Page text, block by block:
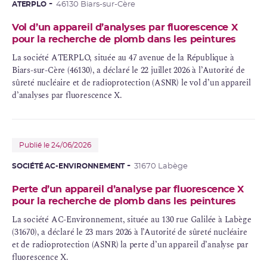
ATERPLO 46130 Biars-sur-Cère
Vol d’un appareil d’analyses par fluorescence X
pour la recherche de plomb dans les peintures
La société ATERPLO, située au 47 avenue de la République à
Biars-sur-Cère (46130), a déclaré le 22 juillet 2026 à l’Autorité de
sûreté nucléaire et de radioprotection(ASNR) le vol d’un appareil
d’analyses par fluorescence X.
Publié le 24/06/2026
SOCIÉTÉ AC-ENVIRONNEMENT 31670 Labège
Perte d’un appareil d’analyse par fluorescence X
pour la recherche de plomb dans les peintures
La société AC-Environnement, située au 130 rue Galilée à Labège
(31670), a déclaré le 23 mars 2026 à l’Autorité de sûreté nucléaire
et de radioprotection (ASNR) la perte d’un appareil d’analyse par
fluorescence X.